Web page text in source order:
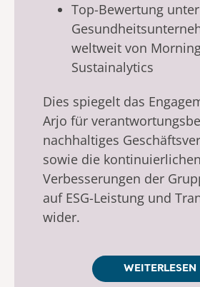
Top-Bewertung
weltweit von
Sustainalytics
Dies spiegelt das
Arjo für
nachhaltiges
sowie die kontinuierlichen
Verbesserungen der
auf ESG-Leistung und
wider.
WEITERLESEN